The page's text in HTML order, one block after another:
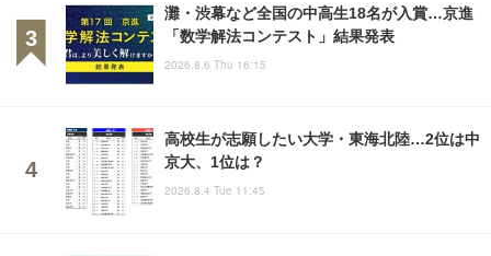
灘・渋幕など全国の中高生18名が入賞…京進
「数学解法コンテスト」結果発表
2026.8.6 Thu 16:15
高校生が志願したい大学・東海北陸…2位は中
京大、1位は？
2026.8.4 Tue 11:45